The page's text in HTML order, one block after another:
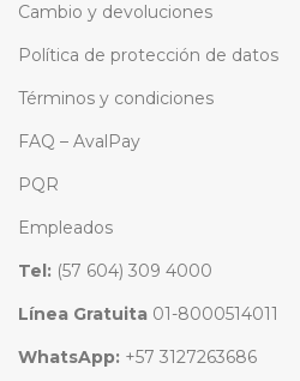
Cambio y devoluciones
Política de protección de datos
Términos y condiciones
FAQ – AvalPay
PQR
Empleados
Tel: (57 604) 309 4000
Línea Gratuita 01-8000514011
WhatsApp: +57 3127263686